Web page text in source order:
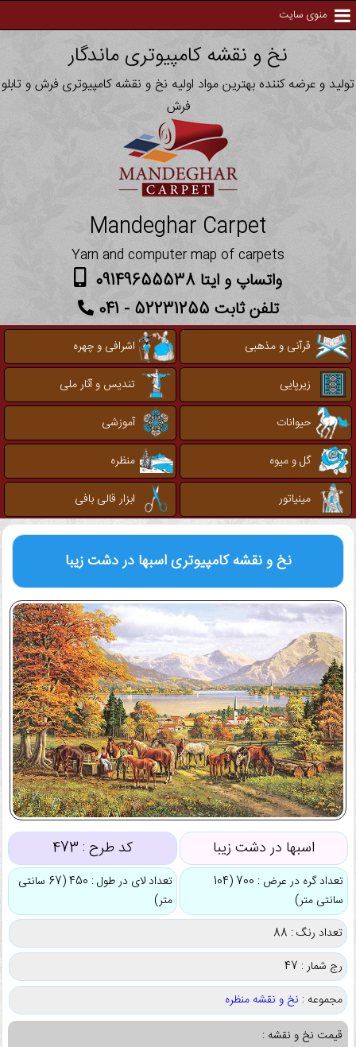
منوی سایت
نخ و نقشه کامپیوتری ماندگار
تولید و عرضه کننده بهترین مواد اولیه نخ و نقشه کامپیوتری فرش و تابلو
فرش
Mandeghar Carpet
Yarn and computer map of carpets
واتساپ و ایتا 09149655538
تلفن ثابت 52231255 - 041
قرآنی و مذهبی
اشرافی و چهره
زیرپایی
تندیس و آثار ملی
حیوانات
آموزشی
گل و میوه
منظره
مینیاتور
ابزار قالی بافی
نخ و نقشه کامپیوتریاسبها در دشت زیبا
اسبها در دشت زیبا کد طرح : 473
تعداد گره در عرض : 700 (104
سانتی متر)
تعداد لای در طول : 450 (67 سانتی
متر)
تعداد رنگ : 88
رج شمار : 47
مجموعه : نخ و نقشه منظره
قیمت نخ و نقشه :